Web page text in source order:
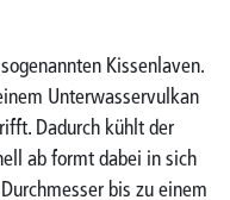
Kissenlaven.
Unterwasservulkan
Dadurch kühlt der
ab formt dabei in sich
bis zu einem